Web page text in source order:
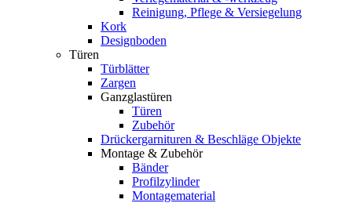
Reinigung, Pflege & Versiegelung
Kork
Designboden
Türen
Türblätter
Zargen
Ganzglastüren
Türen
Zubehör
Drückergarnituren & Beschläge Objekte
Montage & Zubehör
Bänder
Profilzylinder
Montagematerial